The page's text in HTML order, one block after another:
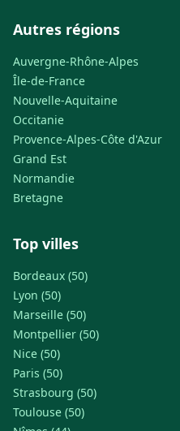
Autres régions
Auvergne-Rhône-Alpes
Île-de-France
Nouvelle-Aquitaine
Occitanie
Provence-Alpes-Côte d'Azur
Grand Est
Normandie
Bretagne
Top villes
Bordeaux (50)
Lyon (50)
Marseille (50)
Montpellier (50)
Nice (50)
Paris (50)
Strasbourg (50)
Toulouse (50)